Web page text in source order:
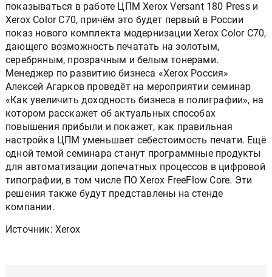
показываться в работе ЦПМ Xerox Versant 180 Press и
Xerox Color C70, причём это будет первый в России
показ нового комплекта модернизации Xerox Color C70,
дающего возможность печатать на золотым,
серебряным, прозрачным и белым тонерами.
Менеджер по развитию бизнеса «Xerox Россия»
Алексей Агарков проведёт на мероприятии семинар
«Как увеличить доходность бизнеса в полиграфии», на
котором расскажет об актуальных способах
повышения прибыли и покажет, как правильная
настройка ЦПМ уменьшает себестоимость печати. Ещё
одной темой семинара станут программные продукты
для автоматизации допечатных процессов в цифровой
типографии, в том числе ПО Xerox FreeFlow Core. Эти
решения также будут представлены на стенде
компании.
Источник: Xerox